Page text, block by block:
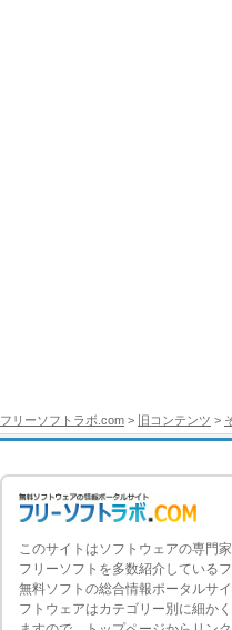
フリーソフトラボ.com > 旧コンテンツ >
このサイトはソフトウェアの専門
フリーソフトを多数紹介している
無料ソフトの総合情報ポータルサ
フトウェアはカテゴリー別に細か